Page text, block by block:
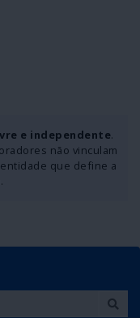
e independente.
não vinculam
que define a